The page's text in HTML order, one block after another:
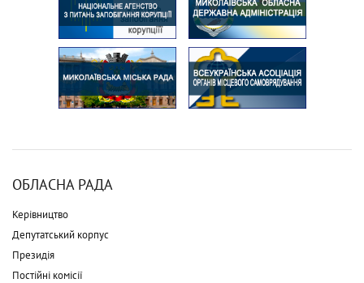
ОБЛАСНА РАДА
Керівництво
Депутатський корпус
Президія
Постійні комісії